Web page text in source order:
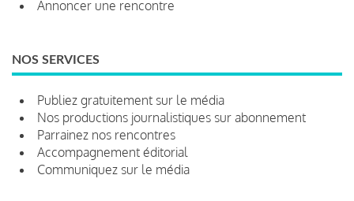
Annoncer une rencontre
NOS SERVICES
Publiez gratuitement sur le média
Nos productions journalistiques sur abonnement
Parrainez nos rencontres
Accompagnement éditorial
Communiquez sur le média